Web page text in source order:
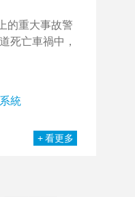
的重大事故警
死亡車禍中，
統
看更多